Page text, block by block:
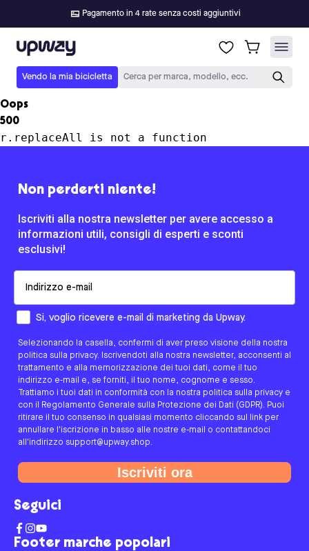
Pagamento in 4 rate senza costi aggiuntivi
Upway
Vendo la mia bicicletta Cerca per marca, modello, ecc.
Oops
500
r.replaceAll is not a function
Footer marche popolari
Non perderti niente!
Iscriviti alla nostra newsletter per avere accesso a
informazioni utili, consigli di esperti e sconti
esclusivi!
Come preferisci essere contattato/a?
Si, voglio ricevere e-mail di marketing da Upway.
Selezionando la casella, confermi di aver preso visione della nostra
politica sulla privacy. Iscrivendoti alla nostra newsletter, acconsenti al
trattamento e alla memorizzazione dei tuoi dati, come il tuo
indirizzo e-mail e, se forniti, il tuo nome, cognome e sesso.
Trattiamo i tuoi dati in conformità con la nostra politica sulla privacy e
con il Regolamento Generale sulla Protezione dei Dati (GDPR). Puoi
ritirare il tuo consenso in qualsiasi momento cliccando sul link per
annullare l'iscrizione in basso alle nostre e-mail o contattandoci
all'indirizzo support@upway.shop.
Iscriviti ora
Seguici